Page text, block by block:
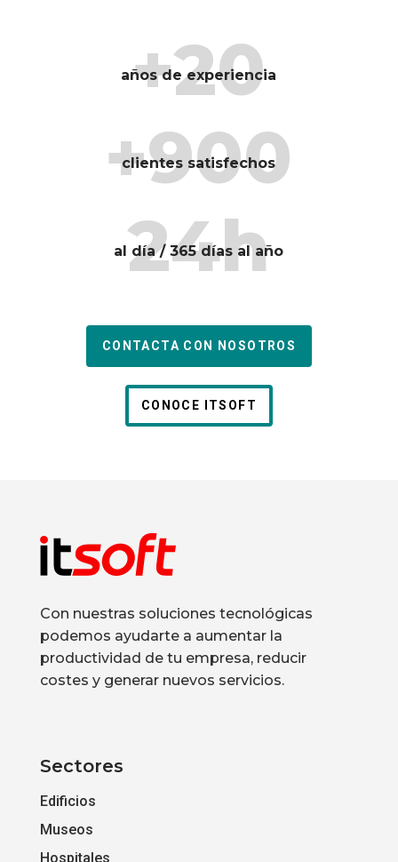
+20
años de experiencia
+900
clientes satisfechos
24h
al día / 365 días al año
CONTACTA CON NOSOTROS
CONOCE ITSOFT
Con nuestras soluciones tecnológicas
podemos ayudarte a aumentar la
productividad de tu empresa, reducir
costes y generar nuevos servicios.
Sectores
Edificios
Museos
Hospitales